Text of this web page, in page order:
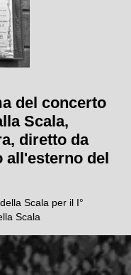
del concerto
Scala,
diretto da
all'esterno del
Scala per il I°
Scala